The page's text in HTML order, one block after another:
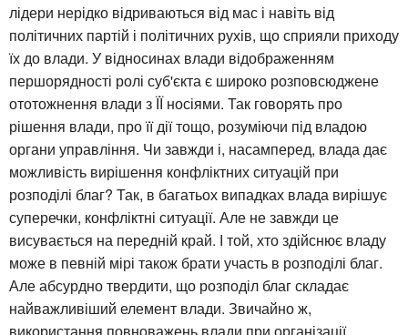
лідери нерідко відриваються від мас і навіть від
політичних партій і політичних рухів, що сприяли приходу
їх до влади. У відносинах влади відображенням
першорядності ролі суб'єкта є широко розповсюджене
ототожнення влади з ЇЇ носіями. Так говорять про
рішення влади, про її дії тощо, розуміючи під владою
органи управління. Чи завжди і, насамперед, влада дає
можливість вирішення конфліктних ситуацій при
розподілі благ? Так, в багатьох випадках влада вирішує
суперечки, конфліктні ситуації. Але не завжди це
висувається на передній край. І той, хто здійснює владу
може в певній мірі також брати участь в розподілі благ.
Але абсурдно твердити, що розподіл благ складає
найважливіший елемент влади. Звичайно ж,